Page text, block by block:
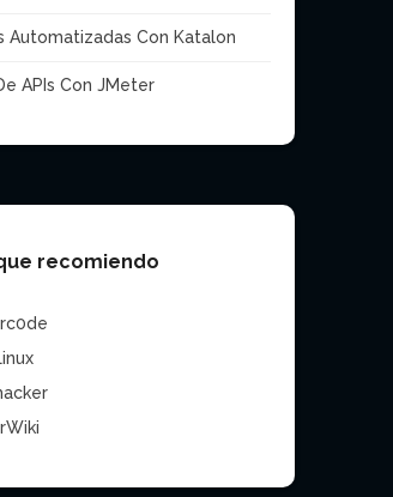
Automatizadas Con Katalon
APIs Con JMeter
recomiendo